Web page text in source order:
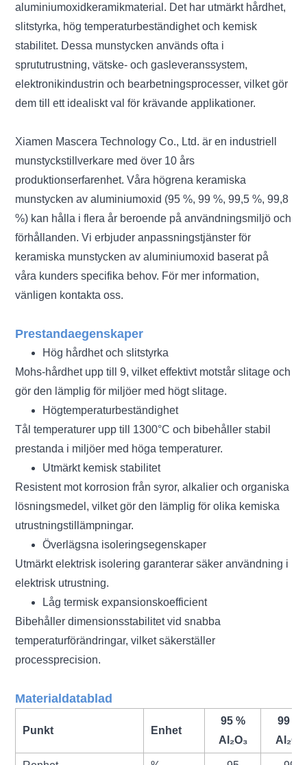
aluminiumoxidkeramikmaterial. Det har utmärkt hårdhet,
slitstyrka, hög temperaturbeständighet och kemisk
stabilitet. Dessa munstycken används ofta i
sprututrustning, vätske- och gasleveranssystem,
elektronikindustrin och bearbetningsprocesser, vilket gör
dem till ett idealiskt val för krävande applikationer.
Xiamen Mascera Technology Co., Ltd. är en industriell
munstyckstillverkare med över 10 års
produktionserfarenhet. Våra högrena keramiska
munstycken av aluminiumoxid (95 %, 99 %, 99,5 %, 99,8
%) kan hålla i flera år beroende på användningsmiljö och
förhållanden. Vi erbjuder anpassningstjänster för
keramiska munstycken av aluminiumoxid baserat på
våra kunders specifika behov. För mer information,
vänligen kontakta oss.
Prestandaegenskaper
Hög hårdhet och slitstyrka
Mohs-hårdhet upp till 9, vilket effektivt motstår slitage och
gör den lämplig för miljöer med högt slitage.
Högtemperaturbeständighet
Tål temperaturer upp till 1300°C och bibehåller stabil
prestanda i miljöer med höga temperaturer.
Utmärkt kemisk stabilitet
Resistent mot korrosion från syror, alkalier och organiska
lösningsmedel, vilket gör den lämplig för olika kemiska
utrustningstillämpningar.
Överlägsna isoleringsegenskaper
Utmärkt elektrisk isolering garanterar säker användning i
elektrisk utrustning.
Låg termisk expansionskoefficient
Bibehåller dimensionsstabilitet vid snabba
temperaturförändringar, vilket säkerställer
processprecision.
Materialdatablad
Punkt Enhet
95 %
Al₂O₃
99 %
Al₂O₃